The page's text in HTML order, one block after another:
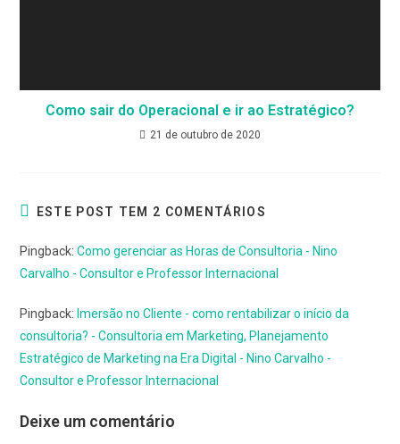
Como sair do Operacional e ir ao Estratégico?
21 de outubro de 2020
ESTE POST TEM 2 COMENTÁRIOS
Pingback:Como gerenciar as Horas de Consultoria - Nino
Carvalho - Consultor e Professor Internacional
Pingback: Imersão no Cliente - como rentabilizar o início da
consultoria? - Consultoria em Marketing, Planejamento
Estratégico de Marketing na Era Digital - Nino Carvalho -
Consultor e Professor Internacional
Deixe um comentário